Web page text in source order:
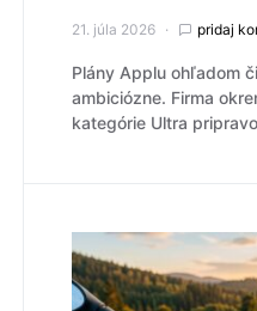
21. júla 2026 pridaj
Plány Applu ohľadom
ambiciózne. Firma
kategórie Ultra